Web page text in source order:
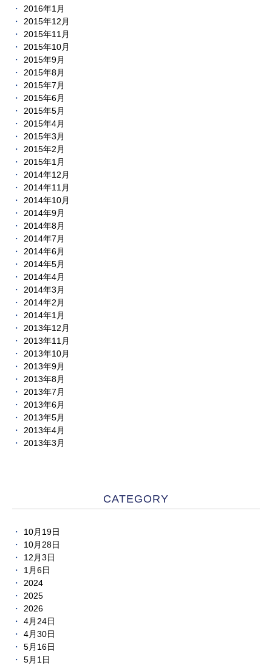
2016年1月
2015年12月
2015年11月
2015年10月
2015年9月
2015年8月
2015年7月
2015年6月
2015年5月
2015年4月
2015年3月
2015年2月
2015年1月
2014年12月
2014年11月
2014年10月
2014年9月
2014年8月
2014年7月
2014年6月
2014年5月
2014年4月
2014年3月
2014年2月
2014年1月
2013年12月
2013年11月
2013年10月
2013年9月
2013年8月
2013年7月
2013年6月
2013年5月
2013年4月
2013年3月
CATEGORY
10月19日
10月28日
12月3日
1月6日
2024
2025
2026
4月24日
4月30日
5月16日
5月1日